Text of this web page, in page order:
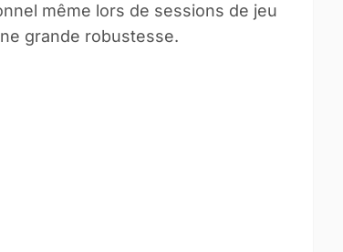
même lors de sessions de jeu
grande robustesse.